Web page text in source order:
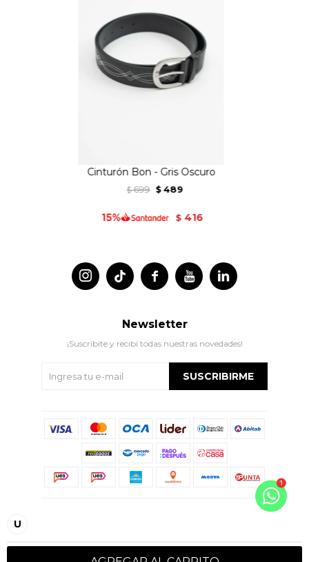
U
Cinturón Bon - Gris Oscuro
$ 699 $ 489
$ 416
 
 
Newsletter
¡Suscribite y recibí todas nuestras novedades!
SUSCRIBIRME